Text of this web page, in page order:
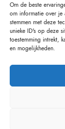
Om de beste
om informatie over
stemmen met deze
unieke ID's op deze
toestemming intrekt,
en mogelijkheden.
Drop-shipping
Link building